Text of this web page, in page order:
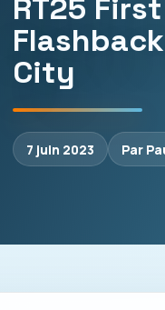
RT25
City
7 juin 2023 Par